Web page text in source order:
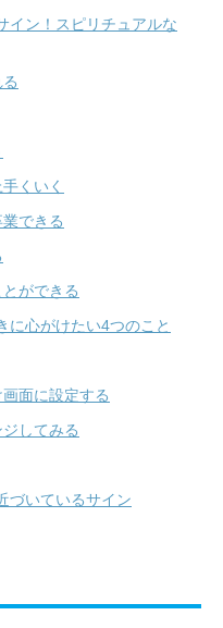
イン！スピリチュアルな
くいく
できる
ができる
に心がけたい4つのこと
面に設定する
してみる
づいているサイン